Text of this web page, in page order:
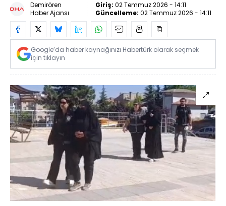
Demirören
Haber Ajansı
Giriş: 02 Temmuz 2026 - 14:11
Güncelleme: 02 Temmuz 2026 - 14:11
Google’da haber kaynağınızı Habertürk olarak seçmek
için tıklayın